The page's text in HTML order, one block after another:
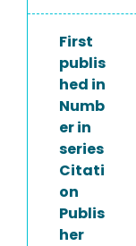
First
publis
hed in
Numb
er in
series
Citati
on
Publis
her